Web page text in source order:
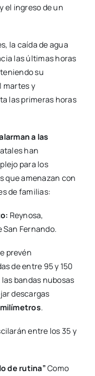
el ingreso de un
la caída de agua
las últimas horas
su
martes y
las primeras horas
a las
han
para los
que amenazan con
de familias:
Reynosa,
San Fernando.
prevén
de entre 95 y 150
bandas nubosas
descargas
.
entre los 35 y
de rutina”Como